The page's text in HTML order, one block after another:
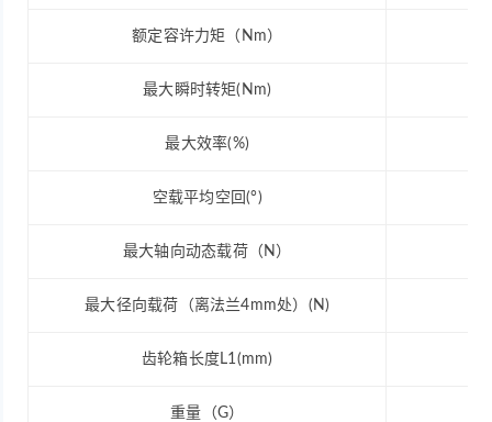
额定容许力矩（Nm）
最大瞬时转矩(Nm)
最大效率(%)
空载平均空回(°)
最大轴向动态载荷（N）
最大径向载荷（离法兰4mm处）(N)
齿轮箱长度L1(mm)
重量（G）